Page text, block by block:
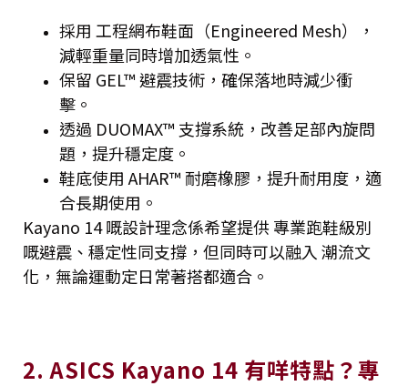
採用 工程網布鞋面（Engineered Mesh），
減輕重量同時增加透氣性。
保留 GEL™ 避震技術，確保落地時減少衝
擊。
透過 DUOMAX™ 支撐系統，改善足部內旋問
題，提升穩定度。
鞋底使用 AHAR™ 耐磨橡膠，提升耐用度，適
合長期使用。
Kayano 14 嘅設計理念係希望提供 專業跑鞋級別
嘅避震、穩定性同支撐，但同時可以融入 潮流文
化，無論運動定日常著搭都適合。
2. ASICS Kayano 14 有咩特點？專